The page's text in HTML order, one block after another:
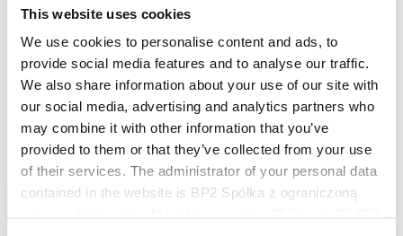
This website uses cookies
We use cookies to personalise content and ads, to
provide social media features and to analyse our traffic.
We also share information about your use of our site with
our social media, advertising and analytics partners who
may combine it with other information that you’ve
provided to them or that they’ve collected from your use
of their services. The administrator of your personal data
contained in the website is BP2 Spółka z ograniczoną
Užitočné odkazy
Nátery, farby a záruky
Registrácia záruky
Realizácie a inšpirácie
Súbory na stiahnutie
Nájsť zhotoviteľa
Knižnica BIM
Najčastejšie otázky (FAQ)
Na stiahnutie
Kontakty